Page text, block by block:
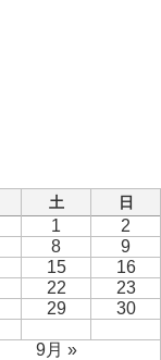
土 日
1
2
8
9
15
16
22
23
29
30
9月 »